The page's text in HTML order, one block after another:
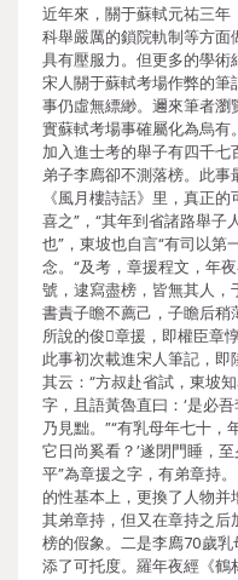
近年來，關于蘇軾元祐三年
科舉嚴厲的鎖院軌制等方面
具有壓服力。但更多的學術
宋人關于蘇軾考場作弊的
事仍虛無縹緲。邇來筆者
實蘇軾考場事確屬化為烏
加入進士考的舉子有四千
弟子李廌卻不測落榜。此
《風月樓詩話》里，真正
喜之”，“其年到省諸路舉子
也”，東坡也自言“有司以第
念。“及考，章援程文，年
號，逮寫盡榜，皆無其人，
書責子瞻不薦己，子瞻后稍
所說的俊章援，即權臣章
此事初次載進宋人筆記，即
其云：“方叔赴省試，東坡
字，且語黃魯直曰：‘是必
乃見黜。”“有乳母年七十，
它日尚奚看？’遂閉門睡，
平”為章援之字，有弟章持
的性基本上，更換了人物
其弟章持，但又在章持之后
榜的假象。二是李廌70歲
添了可托度。羅年夜經《